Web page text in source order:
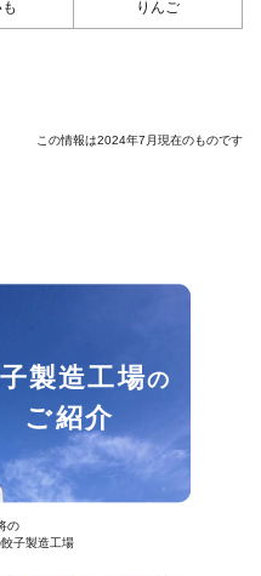
りんご
この情報は2024年7月現在のものです
製造工場の
ご紹介
の
子製造工場